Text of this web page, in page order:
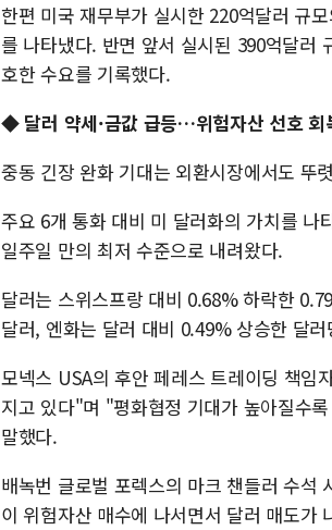
한편 미국 재무부가 실시한 220억달러 규
를 나타냈다. 반면 앞서 실시된 390억달러
호한 수요를 기록했다.
◆ 달러 약세·금값 급등…위험자산 선호 회
중동 긴장 완화 기대는 외환시장에서도 뚜
주요 6개 통화 대비 미 달러화의 가치를 나
일주일 만의 최저 수준으로 내려왔다.
달러는 스위스프랑 대비 0.68% 하락한
달러, 엔화는 달러 대비 0.49% 상승한 달
모넥스 USA의 후안 페레스 트레이딩 책임
지고 있다"며 "평화협정 기대가 높아질수
말했다.
배녹번 글로벌 포렉스의 마크 챈들러 수석
이 위험자산 매수에 나서면서 달러 매도가